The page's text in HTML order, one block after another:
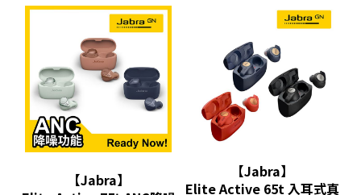
【Jabra】
【Jabra】
Elite Active 65t 入耳式真